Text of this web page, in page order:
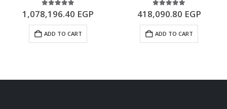
5.00 out of 5
1,078,196.40 EGP
ADD TO CART
5.00out of 5
418,090.80 EGP
ADD TO CART